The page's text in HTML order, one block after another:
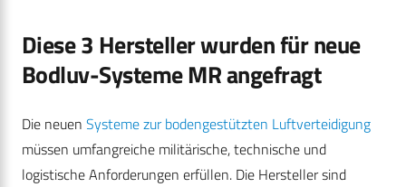
Diese 3 Hersteller wurden für neue
Bodluv-Systeme MR angefragt
Die neuen Systeme zur bodengestützten Luftverteidigung
müssen umfangreiche militärische, technische und
logistische Anforderungen erfüllen. Die Hersteller sind